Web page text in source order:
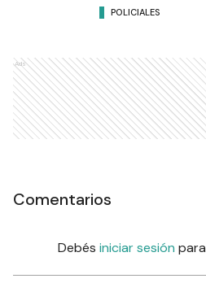
POLICIALES
Ads
Comentarios
Debés iniciar sesión